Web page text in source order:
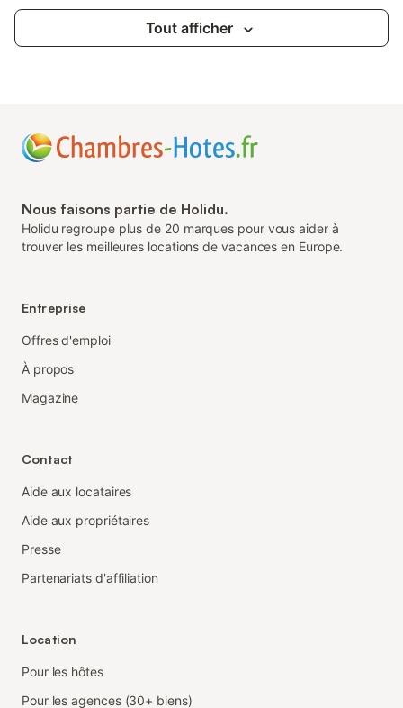
Tout afficher
Nous faisons partie de Holidu.
Holidu regroupe plus de 20 marques pour vous aider à
trouver les meilleures locations de vacances en Europe.
Entreprise
Offres d'emploi
À propos
Magazine
Contact
Aide aux locataires
Aide aux propriétaires
Presse
Partenariats d'affiliation
Location
Pour les hôtes
Pour les agences (30+ biens)